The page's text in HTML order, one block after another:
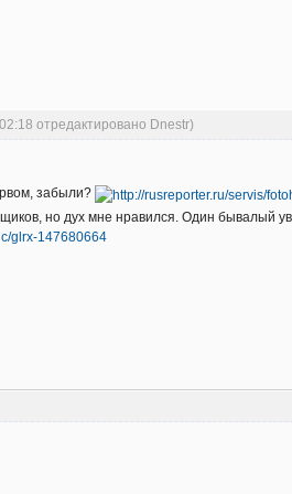
отредактировано Dnestr)
забыли?
но дух мне нравился. Один бывалый
glrx-147680664